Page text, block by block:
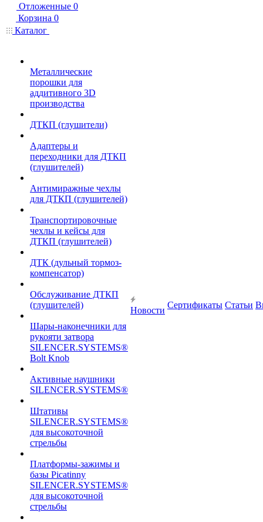
Отложенные 0
Корзина 0
Каталог
Металлические
порошки для
аддитивного 3D
производства
ДТКП (глушители)
Адаптеры и
переходники для ДТКП
(глушителей)
Антимиражные чехлы
для ДТКП (глушителей)
Транспортировочные
чехлы и кейсы для
ДТКП (глушителей)
ДТК (дульный тормоз-
компенсатор)
Обслуживание ДТКП
(глушителей)
Шары-наконечники для
рукояти затвора
SILENCER.SYSTEMS®
Bolt Knob
Активные наушники
SILENCER.SYSTEMS®
Штативы
SILENCER.SYSTEMS®
для высокоточной
стрельбы
Платформы-зажимы и
базы Picatinny
SILENCER.SYSTEMS®
для высокоточной
стрельбы
Новости
Сертификаты Статьи